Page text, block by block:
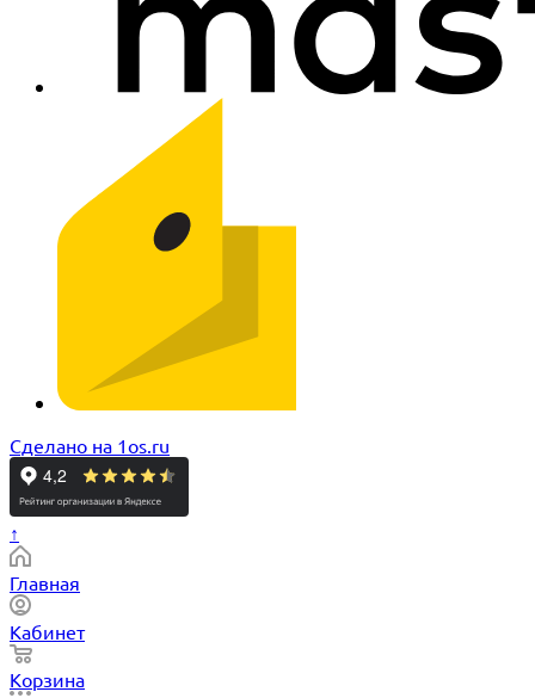
Сделано на 1os.ru
↑
Главная
Кабинет
Корзина